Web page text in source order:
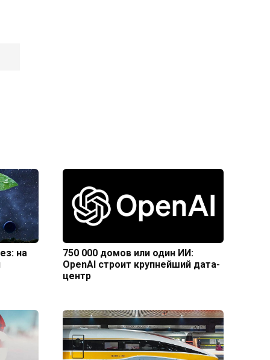
на
750 000 домов или один ИИ:
OpenAI строит крупнейший дата-
центр